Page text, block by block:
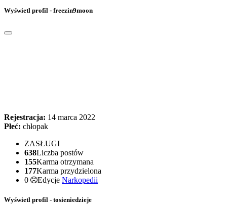
Wyświetl profil - freezin9moon
Rejestracja: 14 marca 2022
Płeć: chłopak
ZASŁUGI
638Liczba postów
155Karma otrzymana
177Karma przydzielona
0
Edycje Narkopedii
Wyświetl profil - tosieniedzieje